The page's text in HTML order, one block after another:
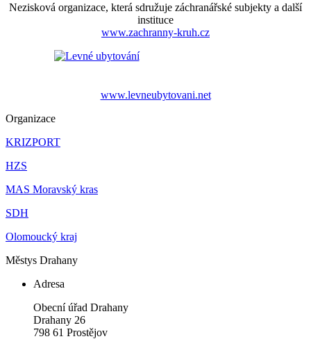
Nezisková organizace, která sdružuje záchranářské subjekty a další
instituce
www.zachranny-kruh.cz
www.levneubytovani.net
Organizace
KRIZPORT
HZS
MAS Moravský kras
SDH
Olomoucký kraj
Městys Drahany
Adresa
Obecní úřad Drahany
Drahany 26
798 61 Prostějov